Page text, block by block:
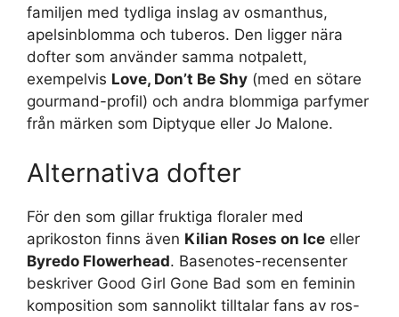
familjen med tydliga inslag av osmanthus,
apelsinblomma och tuberos. Den ligger nära
dofter som använder samma notpalett,
exempelvis Love, Don’t Be Shy (med en sötare
gourmand-profil) och andra blommiga parfymer
från märken som Diptyque eller Jo Malone.
Alternativa dofter
För den som gillar fruktiga floraler med
aprikoston finns även Kilian Roses on Ice eller
Byredo Flowerhead. Basenotes-recensenter
beskriver Good Girl Gone Bad som en feminin
komposition som sannolikt tilltalar fans av ros-